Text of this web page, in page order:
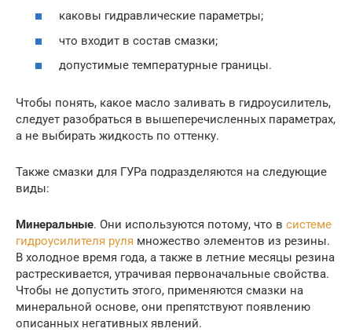
каковы гидравлические параметры;
что входит в состав смазки;
допустимые температурные границы.
Чтобы понять, какое масло заливать в гидроусилитель,
следует разобраться в вышеперечисленных параметрах,
а не выбирать жидкость по оттенку.
Также смазки для ГУРа подразделяются на следующие
виды:
Минеральные. Они используются потому, что в системе
гидроусилителя руля множество элементов из резины.
В холодное время года, а также в летние месяцы резина
растрескивается, утрачивая первоначальные свойства.
Чтобы не допустить этого, применяются смазки на
минеральной основе, они препятствуют появлению
описанных негативных явлений.